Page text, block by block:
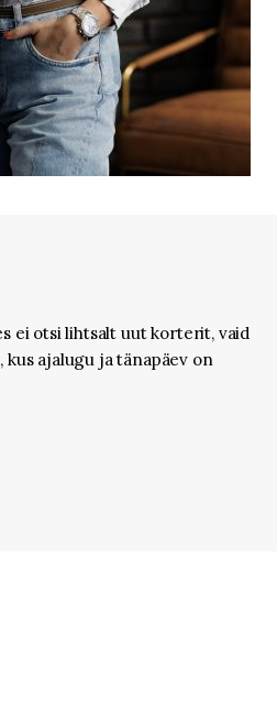
ei otsi lihtsalt uut korterit, vaid
kus ajalugu ja tänapäev on